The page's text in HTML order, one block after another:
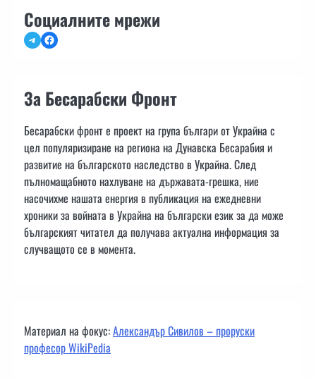
Социалните мрежи
TelegramFacebook
За Бесарабски Фронт
Бесарабски фронт е проект на група българи от Украйна с
цел популяризиране на региона на Дунавска Бесарабия и
развитие на българското наследство в Украйна. След
пълномащабното нахлуване на държавата-грешка, ние
насочихме нашата енергия в публикация на ежедневни
хроники за войната в Украйна на български език за да може
българският читател да получава актуална информация за
случващото се в момента.
Материал на фокус:Александър Сивилов – проруски
професор WikiPedia